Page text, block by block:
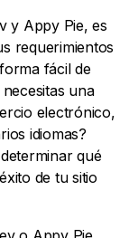
y Appy Pie, es
requerimientos
fácil de
una
electrónico,
idiomas?
qué
de tu sitio